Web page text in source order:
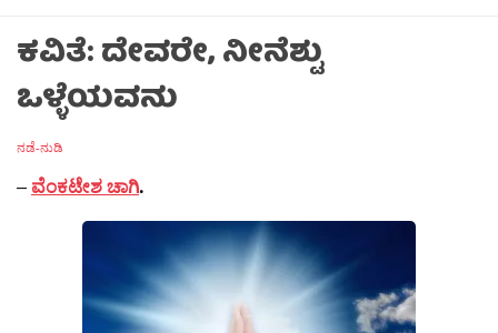
ಕವಿತೆ: ದೇವರೇ, ನೀನೆಶ್ಟು
ಒಳ್ಳೆಯವನು
ನಡೆ-ನುಡಿ
– ವೆಂಕಟೇಶ ಚಾಗಿ.